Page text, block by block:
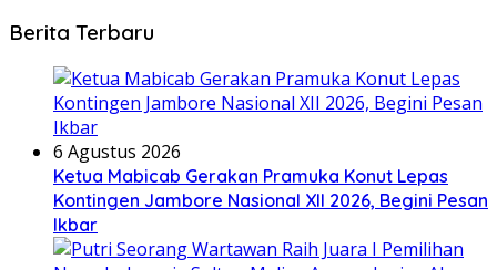
Berita Terbaru
6 Agustus 2026
Ketua Mabicab Gerakan Pramuka Konut Lepas
Kontingen Jambore Nasional XII 2026, Begini Pesan
Ikbar